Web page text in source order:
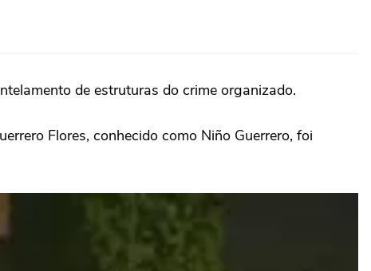
de estruturas do crime organizado.
Flores, conhecido como Niño Guerrero, foi